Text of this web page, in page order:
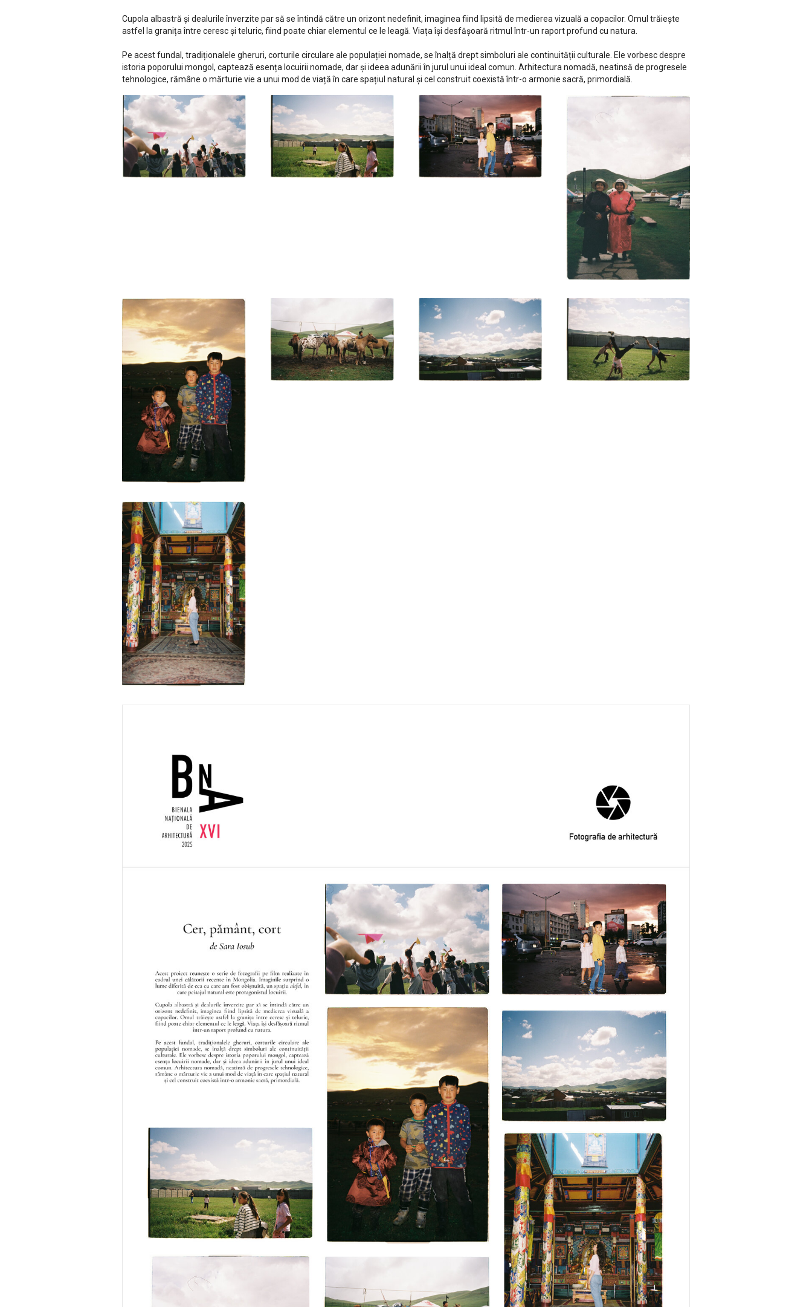
Cupola albastră și dealurile înverzite par să se întindă către un orizont nedefinit, imaginea fiind lipsită de medierea vizuală a copacilor. Omul trăiește
astfel la granița între ceresc și teluric, fiind poate chiar elementul ce le leagă. Viața își desfășoară ritmul într-un raport profund cu natura.
Pe acest fundal, tradiționalele gheruri, corturile circulare ale populației nomade, se înalță drept simboluri ale continuității culturale. Ele vorbesc despre
istoria poporului mongol, captează esența locuirii nomade, dar și ideea adunării în jurul unui ideal comun. Arhitectura nomadă, neatinsă de progresele
tehnologice, rămâne o mărturie vie a unui mod de viață în care spațiul natural și cel construit coexistă într-o armonie sacră, primordială.